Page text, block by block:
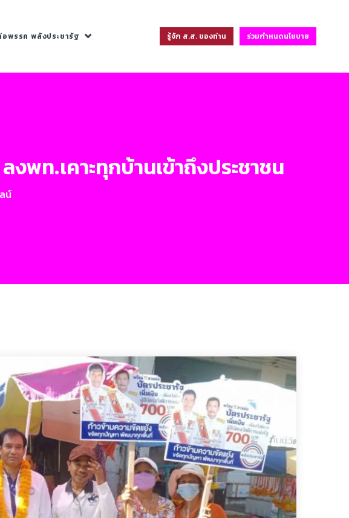
พรรค พลังประชารัฐ รู้จัก ส.ส. ของท่าน ร่วมกำหนดนโยบาย
พท.เคาะทุกบ้านเข้าถึงประชาชน
น์